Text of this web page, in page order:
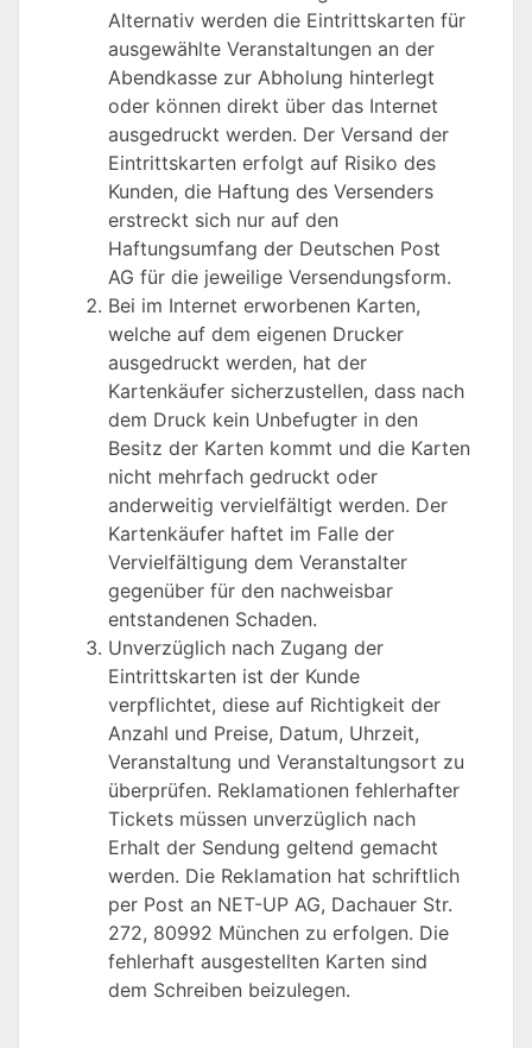
Alternativ werden die Eintrittskarten für
ausgewählte Veranstaltungen an der
Abendkasse zur Abholung hinterlegt
oder können direkt über das Internet
ausgedruckt werden. Der Versand der
Eintrittskarten erfolgt auf Risiko des
Kunden, die Haftung des Versenders
erstreckt sich nur auf den
Haftungsumfang der Deutschen Post
AG für die jeweilige Versendungsform.
Bei im Internet erworbenen Karten,
welche auf dem eigenen Drucker
ausgedruckt werden, hat der
Kartenkäufer sicherzustellen, dass nach
dem Druck kein Unbefugter in den
Besitz der Karten kommt und die Karten
nicht mehrfach gedruckt oder
anderweitig vervielfältigt werden. Der
Kartenkäufer haftet im Falle der
Vervielfältigung dem Veranstalter
gegenüber für den nachweisbar
entstandenen Schaden.
Unverzüglich nach Zugang der
Eintrittskarten ist der Kunde
verpflichtet, diese auf Richtigkeit der
Anzahl und Preise, Datum, Uhrzeit,
Veranstaltung und Veranstaltungsort zu
überprüfen. Reklamationen fehlerhafter
Tickets müssen unverzüglich nach
Erhalt der Sendung geltend gemacht
werden. Die Reklamation hat schriftlich
per Post an NET-UP AG, Dachauer Str.
272, 80992 München zu erfolgen. Die
fehlerhaft ausgestellten Karten sind
dem Schreiben beizulegen.